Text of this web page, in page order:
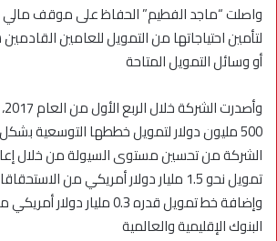
واصلت “ماجد الفطيم” الحفاظ على موقف
لتأمين احتياجاتها من التمويل للعامين
أو وسائل التمويل المتاحة
500 مليون دولار لتمويل خططها التوسعية
الشركة من تحسين مستوى السيولة من خلال
تمويل نحو 1.5 مليار دولار أمريكي من
وإضافة خط تمويل قدره 0.3
البنوك الإقليمية والعالمية